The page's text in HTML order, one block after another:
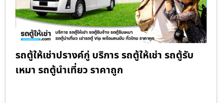
รถตู้ให้เช่าปรางค์กู่ บริการ รถตู้ให้เช่า รถตู้รับ
เหมา รถตู้นำเที่ยว ราคาถูก